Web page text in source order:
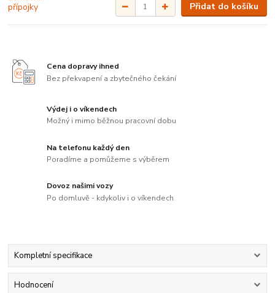
Přidat do košíku
Cena dopravy ihned
Bez překvapení a zbytečného čekání
Výdej i o víkendech
Možný i mimo běžnou pracovní dobu
Na telefonu každý den
Poradíme a pomůžeme s výběrem
Dovoz našimi vozy
Po domluvě - kdykoliv i o víkendech
Kompletní specifikace
Hodnocení